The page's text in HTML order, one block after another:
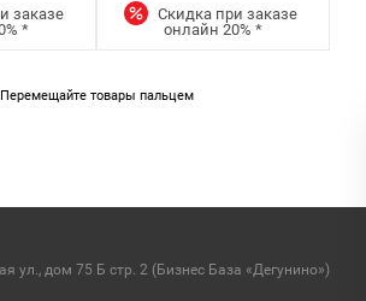
заказе
*
Скидка при заказе
онлайн20%*
ул., дом 75 Б стр. 2 (Бизнес База «Дегунино»)